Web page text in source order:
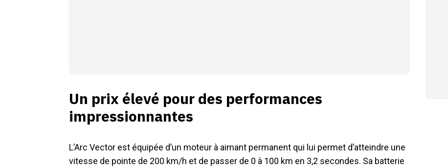
Un prix élevé pour des performances
impressionnantes
L’Arc Vector est équipée d’un moteur à aimant permanent qui lui permet d’atteindre une
vitesse de pointe de 200 km/h et de passer de 0 à 100 km en 3,2 secondes. Sa batterie